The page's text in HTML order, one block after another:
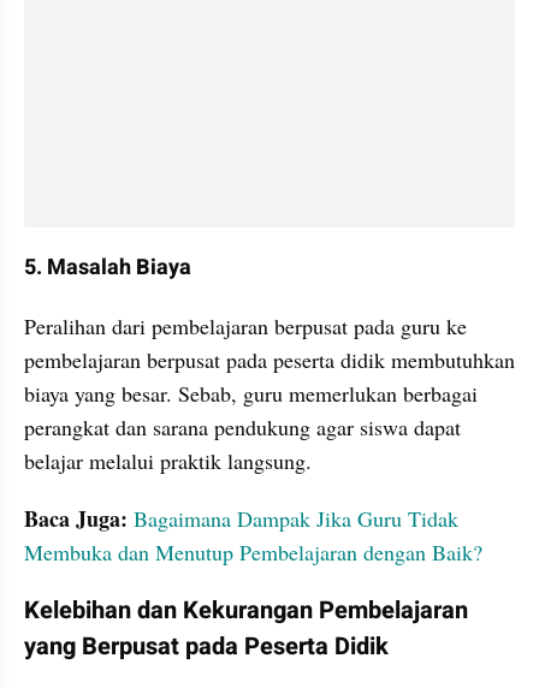
5. Masalah Biaya
Peralihan dari pembelajaran berpusat pada guru ke
pembelajaran berpusat pada peserta didik membutuhkan
biaya yang besar. Sebab, guru memerlukan berbagai
perangkat dan sarana pendukung agar siswa dapat
belajar melalui praktik langsung.
Baca Juga: Bagaimana Dampak Jika Guru Tidak
Membuka dan Menutup Pembelajaran dengan Baik?
Kelebihan dan Kekurangan Pembelajaran
yang Berpusat pada Peserta Didik